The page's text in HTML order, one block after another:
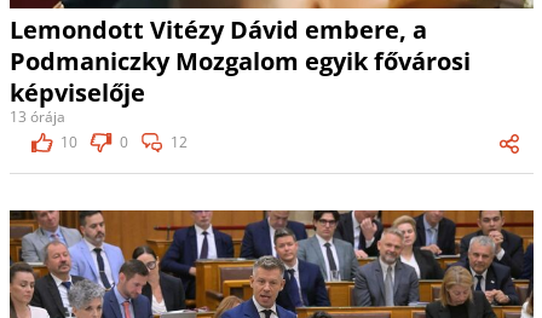
Lemondott Vitézy Dávid embere, a
Podmaniczky Mozgalom egyik fővárosi
képviselője
13 órája
10
0 12